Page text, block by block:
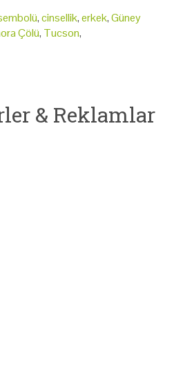
,cinsellik,erkek,Güney
Çölü, Tucson,
& Reklamlar